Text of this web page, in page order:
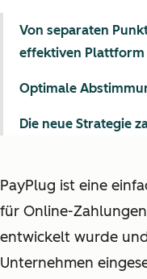
PayPlug ist eine
für Online-
entwickelt wurde
Unternehmen
Von separaten
effektiven Plattform
Optimale
Die neue Strategie